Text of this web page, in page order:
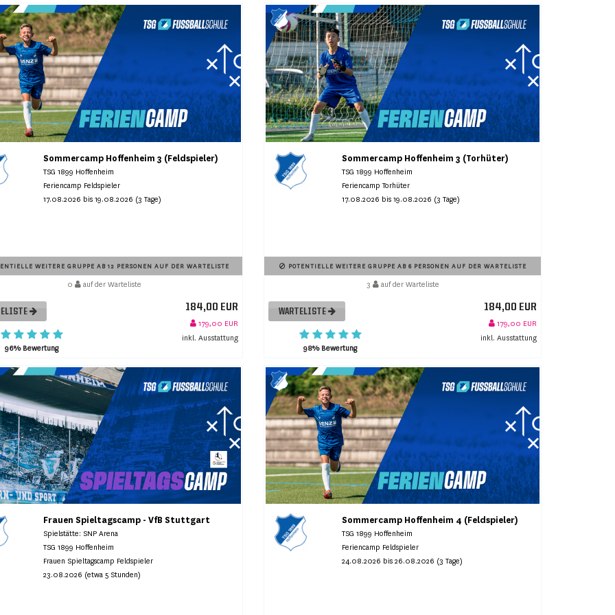
Sommercamp Hoffenheim 3 (Feldspieler)
TSG 1899 Hoffenheim
Feriencamp Feldspieler
17.08.2026 bis 19.08.2026 (3 Tage)
WEITERE GRUPPE AB 12 PERSONEN AUF DER WARTELISTE
0 auf der Warteliste
96% Bewertung
184,00 EUR
179,00 EUR
inkl. Ausstattung
Sommercamp Hoffenheim 3 (Torhüter)
TSG 1899 Hoffenheim
Feriencamp Torhüter
17.08.2026 bis 19.08.2026 (3 Tage)
POTENTIELLE WEITERE GRUPPE AB 6 PERSONEN AUF DER WARTELISTE
3 auf der Warteliste
WARTELISTE
98% Bewertung
184,00 EUR
179,00 EUR
inkl. Ausstattung
Frauen Spieltagscamp - VfB Stuttgart
Spielstätte: SNP Arena
TSG 1899 Hoffenheim
Frauen Spieltagscamp Feldspieler
23.08.2026 (etwa 5 Stunden)
Sommercamp Hoffenheim 4 (Feldspieler)
TSG 1899 Hoffenheim
Feriencamp Feldspieler
24.08.2026 bis 26.08.2026 (3 Tage)